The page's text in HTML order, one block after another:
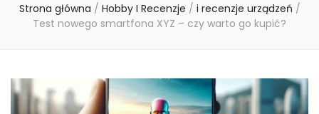
Strona główna / Hobby I Recenzje / i recenzje urządzeń /
Test nowego smartfona XYZ – czy warto go kupić?